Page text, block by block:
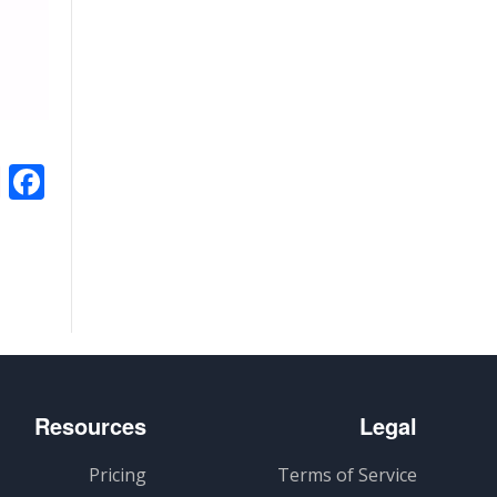
Resources
Pricing
Legal
Terms of Service